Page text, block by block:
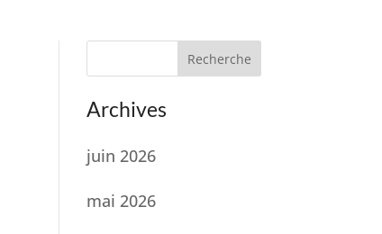
Recherche
Archives
juin 2026
mai 2026